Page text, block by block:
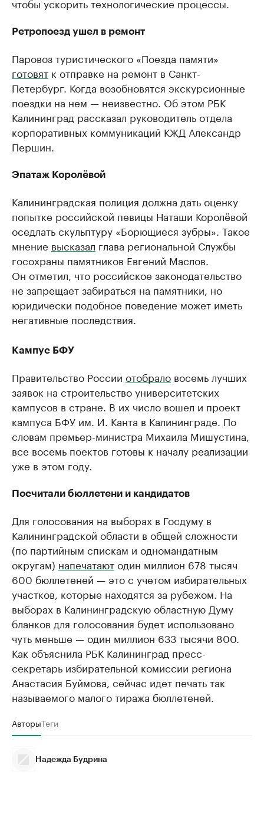
Ретропоезд ушел в ремонт
Паровоз туристического «Поезда памяти»
готовят к отправке на ремонт в Санкт-
Петербург. Когда возобновятся экскурсионные
поездки на нем — неизвестно. Об этом РБК
Калининград рассказал руководитель отдела
корпоративных коммуникаций КЖД Александр
Першин.
Эпатаж Королёвой
Калининградская полиция должна дать оценку
попытке российской певицы Наташи Королёвой
оседлать скульптуру «Борющиеся зубры». Такое
мнение высказал глава региональной Службы
госохраны памятников Евгений Маслов.
Он отметил, что российское законодательство
не запрещает забираться на памятники, но
юридически подобное поведение может иметь
негативные последствия.
Кампус БФУ
Правительство России отобрало восемь лучших
заявок на строительство университетских
кампусов в стране. В их число вошел и проект
кампуса БФУ им. И. Канта в Калининграде. По
словам премьер-министра Михаила Мишустина,
все восемь поектов готовы к началу реализации
уже в этом году.
Посчитали бюллетени и кандидатов
Для голосования на выборах в Госдуму в
Калининградской области в общей сложности
(по партийным спискам и одномандатным
округам) напечатаютодин миллион 678 тысяч
600 бюллетеней — это с учетом избирательных
участков, которые находятся за рубежом. На
выборах в Калининградскую областную Думу
бланков для голосования будет использовано
чуть меньше — один миллион 633 тысячи 800.
Как объяснила РБК Калининград пресс-
секретарь избирательной комиссии региона
Анастасия Буймова, сейчас идет печать так
называемого малого тиража бюллетеней.
АвторыТеги
Надежда Будрина